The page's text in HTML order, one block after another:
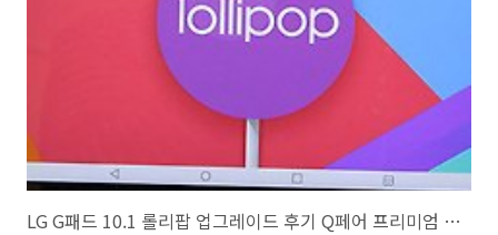
습니다. 갤럭시S6 엣지 보호필름 추천 제품으로 손색이 없었는데요. 이
LG G패드 10.1 롤리팝 업그레이드 후기 Q페어 프리미엄 UX